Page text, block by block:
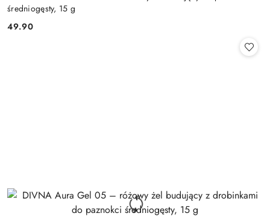
średniogęsty, 15 g
Cena:
49.90